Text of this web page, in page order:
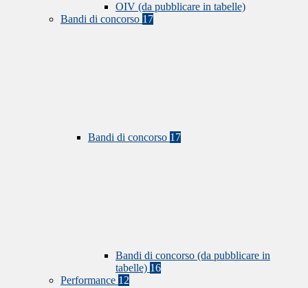
OIV (da pubblicare in tabelle)
Bandi di concorso 17
Bandi di concorso 17
Bandi di concorso (da pubblicare in
tabelle) 16
Performance 12